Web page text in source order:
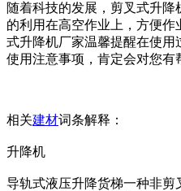
随着科技的发展，剪叉式升
的利用在高空作业上，方便作
式升降机厂家温馨提醒在使
使用注意事项，肯定会对您有
相关建材词条解释：
升降机
导轨式液压升降货梯一种非剪